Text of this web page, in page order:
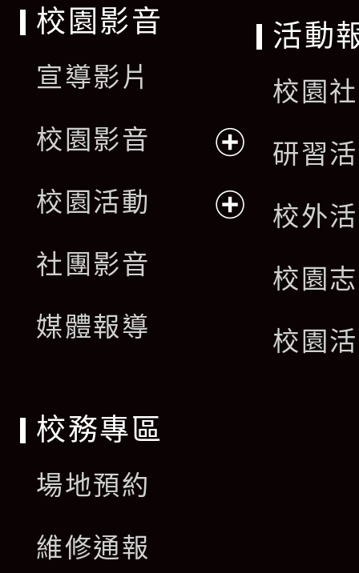
校園影音
宣導影片
校園影音
開
校園活動
社團影音
媒體報導
活動
校園
研習
校外
校園
校園
校務專區
場地預約
維修通報